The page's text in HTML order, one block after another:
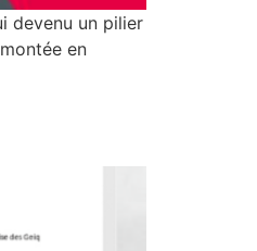
devenu un pilier
en